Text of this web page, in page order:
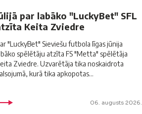
par labāko "LuckyBet" SFL
Keita Zviedre
"LuckyBet" Sieviešu futbola līgas jūnija
spēlētāju atzīta FS "Metta" spēlētāja
Zviedre. Uzvarētāja tika noskaidrota
kurā tika apkopotas...
06. augusts 2026.